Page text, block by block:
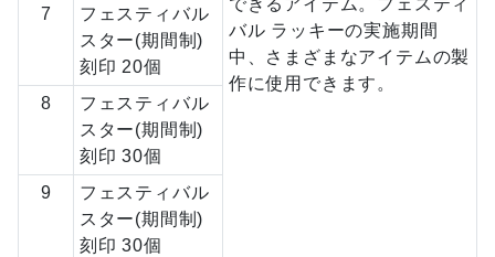
できるアイテム。フェスティ
バル ラッキーの実施期間
中、さまざまなアイテムの製
作に使用できます。
7
フェスティバル
スター(期間制)
刻印 20個
8
フェスティバル
スター(期間制)
刻印 30個
9
フェスティバル
スター(期間制)
刻印 30個